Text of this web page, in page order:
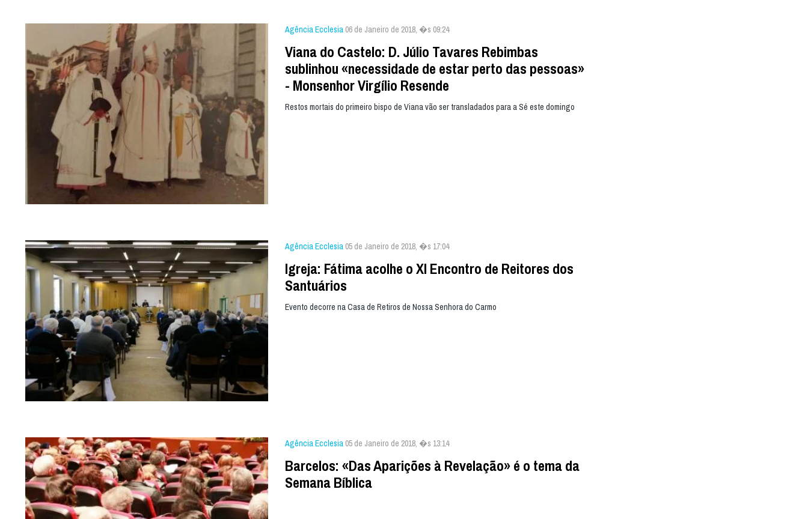
Agência Ecclesia 06 de Janeiro de 2018, �s 09:24
Viana do Castelo: D. Júlio Tavares Rebimbas
sublinhou «necessidade de estar perto das pessoas»
- Monsenhor Virgílio Resende
Restos mortais do primeiro bispo de Viana vão ser transladados para a Sé este domingo
Agência Ecclesia 05 de Janeiro de 2018, �s 17:04
Igreja: Fátima acolhe o XI Encontro de Reitores dos
Santuários
Evento decorre na Casa de Retiros de Nossa Senhora do Carmo
Agência Ecclesia 05 de Janeiro de 2018, �s 13:14
Barcelos: «Das Aparições à Revelação» é o tema da
Semana Bíblica